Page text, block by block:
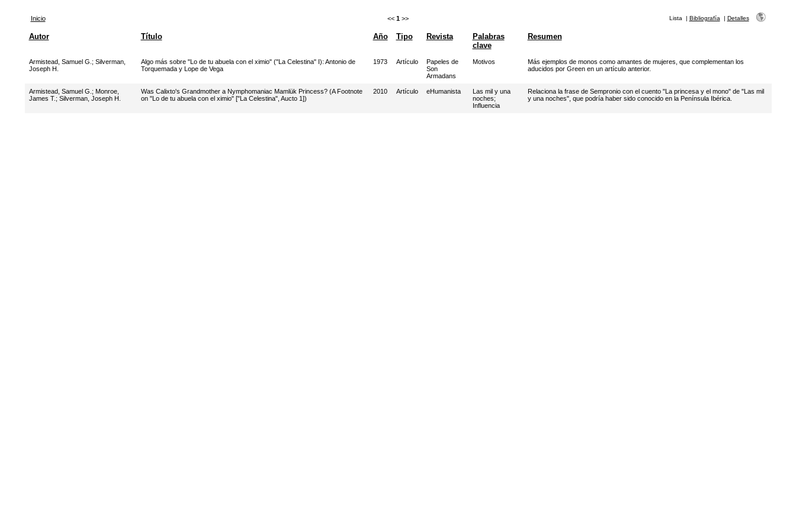
Inicio << 1 >> Lista | Bibliografía | Detalles
Autor Título Año Tipo Revista
Palabras
clave
Resumen
Armistead, Samuel G. ; Silverman,
Joseph H.
Algo más sobre "Lo de tu abuela con el ximio" ("La Celestina" I): Antonio de
Torquemada y Lope de Vega
1973 Artículo
Papeles de
Son
Armadans
Motivos
Más ejemplos de monos como amantes de mujeres, que complementan los
aducidos por Green en un artículo anterior.
Armistead, Samuel G. ; Monroe,
James T. ; Silverman, Joseph H.
Was Calixto's Grandmother a Nymphomaniac Mamlük Princess? (A Footnote
on "Lo de tu abuela con el ximio" ["La Celestina", Aucto 1])
2010 Artículo eHumanista
Las mil y una
noches;
Influencia
Relaciona la frase de Sempronio con el cuento "La princesa y el mono" de "Las mil
y una noches", que podría haber sido conocido en la Península Ibérica.